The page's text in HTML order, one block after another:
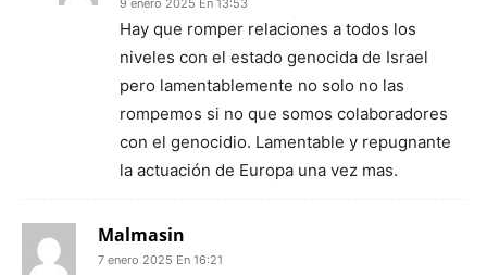
9 enero 2025 En 13:53
Hay que romper relaciones a todos los
niveles con el estado genocida de Israel
pero lamentablemente no solo no las
rompemos si no que somos colaboradores
con el genocidio. Lamentable y repugnante
la actuación de Europa una vez mas.
Malmasin
7 enero 2025 En 16:21